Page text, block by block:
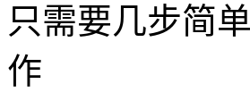
只需要几步简
作